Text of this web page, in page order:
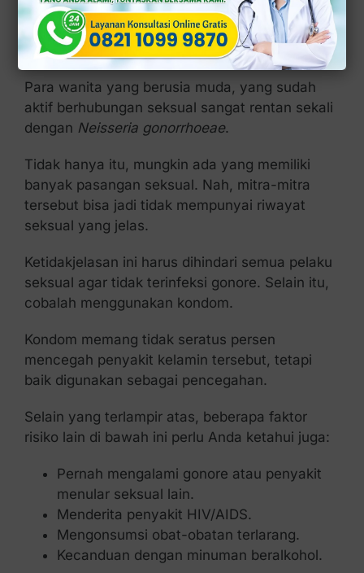
Bakteri merupakan penyebab dari penyakit
kencing nanah pada wanita. Adapun namanya
adalahNeisseria gonorrhoeae.
Para wanita yang berusia muda, yang sudah
aktif berhubungan seksual sangat rentan sekali
dengan Neisseria gonorrhoeae.
Tidak hanya itu, mungkin ada yang memiliki
banyak pasangan seksual. Nah, mitra-mitra
tersebut bisa jadi tidak mempunyai riwayat
seksual yang jelas.
Ketidakjelasan ini harus dihindari semua pelaku
seksual agar tidak terinfeksi gonore. Selain itu,
cobalah menggunakan kondom.
Kondom memang tidak seratus persen
mencegah penyakit kelamin tersebut, tetapi
baik digunakan sebagai pencegahan.
Selain yang terlampir atas, beberapa faktor
risiko lain di bawah ini perlu Anda ketahui juga:
Pernah mengalami gonore atau penyakit
menular seksual lain.
Menderita penyakit HIV/AIDS.
Mengonsumsi obat-obatan terlarang.
Kecanduan dengan minuman beralkohol.